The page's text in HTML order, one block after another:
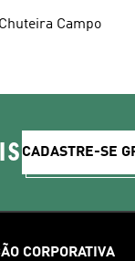
Chuteira Campo
CADASTRE-SE
CORPORATIVA